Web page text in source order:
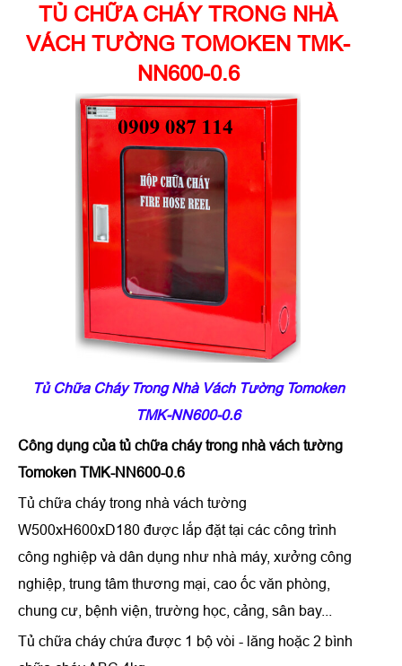
TỦ CHỮA CHÁY TRONG NHÀ
VÁCH TƯỜNG TOMOKEN TMK-
NN600-0.6
Tủ Chữa Cháy Trong Nhà Vách Tường Tomoken
TMK-NN600-0.6
Công dụng của tủ chữa cháy trong nhà vách tường
Tomoken TMK-NN600-0.6
Tủ chữa cháy trong nhà vách tường
W500xH600xD180 được lắp đặt tại các công trình
công nghiệp và dân dụng như nhà máy, xưởng công
nghiệp, trung tâm thương mại, cao ốc văn phòng,
chung cư, bệnh viện, trường học, cảng, sân bay...
Tủ chữa cháy chứa được 1 bộ vòi - lăng hoặc 2 bình